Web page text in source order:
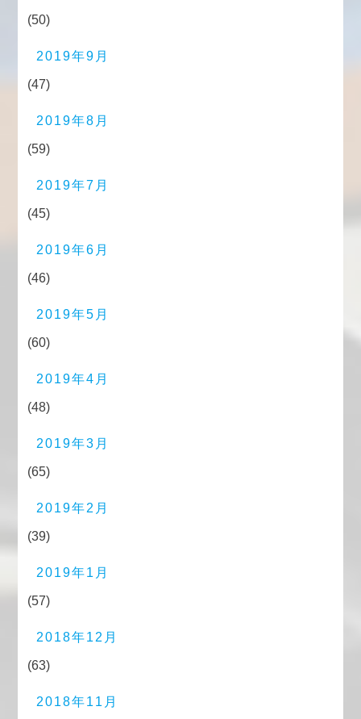
(50)
2019年9月
(47)
2019年8月
(59)
2019年7月
(45)
2019年6月
(46)
2019年5月
(60)
2019年4月
(48)
2019年3月
(65)
2019年2月
(39)
2019年1月
(57)
2018年12月
(63)
2018年11月